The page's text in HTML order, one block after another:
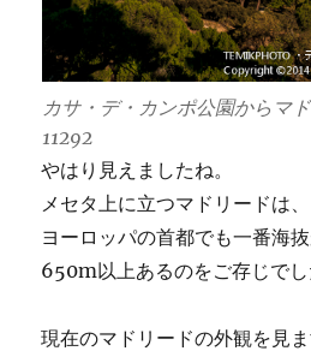
カサ・デ・カンポ公園から
11292
やはり見えましたね。
メセタ上に立つマドリードは、
ヨーロッパの首都でも一番海抜
650m以上あるのをご存じでし
現在のマドリードの外観を見ま